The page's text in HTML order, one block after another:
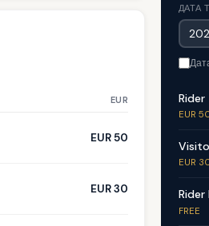
EUR
EUR 50
EUR 30
ДАТА
Rider
EUR
EUR
FREE